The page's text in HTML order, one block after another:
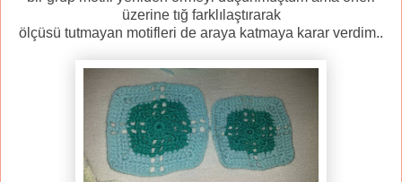
üzerine tığ farklılaştırarak
ölçüsü tutmayan motifleri de araya katmaya karar verdim..